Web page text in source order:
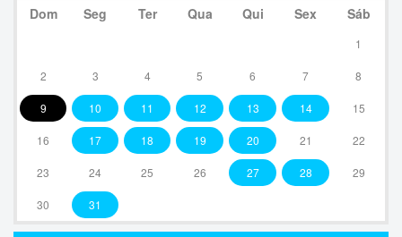
Dom Seg Ter Qua Qui Sex Sáb
1
2 3 4 5 6 7 8
9 10 11 12 13 14 15
16 17 18 19 20 21 22
23 24 25 26 27 28 29
30 31